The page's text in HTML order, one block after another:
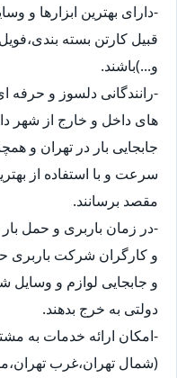
-دارای بهترین ابزارها و
قبیل کارتن بسته
و...)باشند.
-رانندگانی دلسوز و حرفه
های داخل و خارج از شهر
جابجایی بار در تهران و
سرعت و با استفاده از
مقصد برسانند.
-در زمان باربری و حمل
و کارگران شرکت باربری
و جابجایی لوازم و
دولتی به خرج بدهند.
-امکان ارائه خدمات به
(شمال تهران،غرب